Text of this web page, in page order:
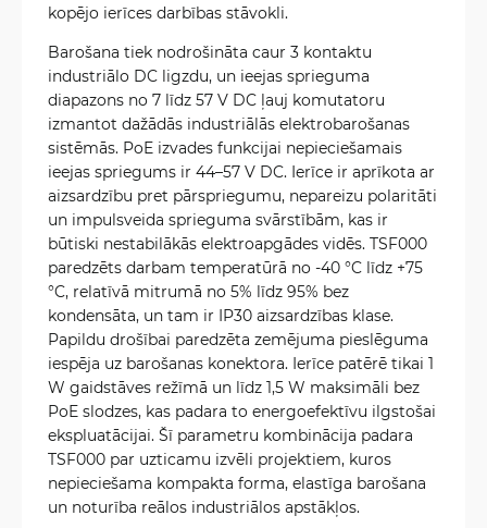
kopējo ierīces darbības stāvokli.
Barošana tiek nodrošināta caur 3 kontaktu
industriālo DC ligzdu, un ieejas sprieguma
diapazons no 7 līdz 57 V DC ļauj komutatoru
izmantot dažādās industriālās elektrobarošanas
sistēmās. PoE izvades funkcijai nepieciešamais
ieejas spriegums ir 44–57 V DC. Ierīce ir aprīkota ar
aizsardzību pret pārspriegumu, nepareizu polaritāti
un impulsveida sprieguma svārstībām, kas ir
būtiski nestabilākās elektroapgādes vidēs. TSF000
paredzēts darbam temperatūrā no -40 °C līdz +75
°C, relatīvā mitrumā no 5% līdz 95% bez
kondensāta, un tam ir IP30 aizsardzības klase.
Papildu drošībai paredzēta zemējuma pieslēguma
iespēja uz barošanas konektora. Ierīce patērē tikai 1
W gaidstāves režīmā un līdz 1,5 W maksimāli bez
PoE slodzes, kas padara to energoefektīvu ilgstošai
ekspluatācijai. Šī parametru kombinācija padara
TSF000 par uzticamu izvēli projektiem, kuros
nepieciešama kompakta forma, elastīga barošana
un noturība reālos industriālos apstākļos.